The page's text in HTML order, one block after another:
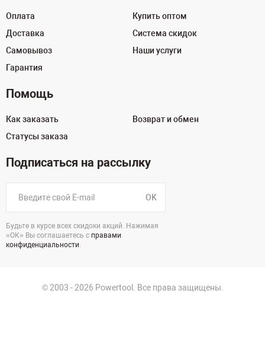
Оплата
Доставка
Самовывоз
Гарантия
Купить оптом
Система скидок
Наши услуги
Помощь
Как заказать
Статусы заказа
Возврат и обмен
Подписаться на рассылку
OK
Будьте в курсе всех скидоки акций. Нажимая
«ОК» Вы соглашаетесь с правами
конфиденциальности.
© 2003 - 2026 Powertool. Все права защищены.